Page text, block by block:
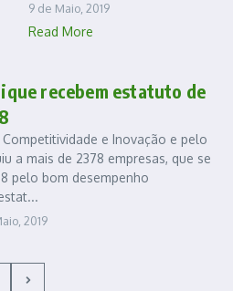
9 de Maio, 2019
Read More
recebem estatuto de
Competitividade e Inovação e pelo
a mais de 2378 empresas, que se
pelo bom desempenho
2019